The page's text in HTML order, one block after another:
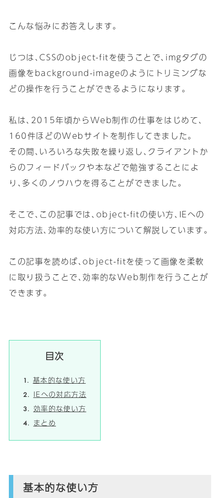
こんな悩みにお答えします｡
じつは､CSSのobject-fitを使うことで､imgタグの
画像をbackground-imageのようにトリミングな
どの操作を行うことができるようになります｡
私は､2015年頃からWeb制作の仕事をはじめて､
160件ほどのWebサイトを制作してきました｡
その間､いろいろな失敗を繰り返し､クライアントか
らのフィードバックや本などで勉強することによ
り､多くのノウハウを得ることができました｡
そこで､この記事では､object-fitの使い方､IEへの
対応方法､効率的な使い方について解説しています｡
この記事を読めば､object-fitを使って画像を柔軟
に取り扱うことで､効率的なWeb制作を行うことが
できます｡
目次
基本的な使い方
IEへの対応方法
効率的な使い方
まとめ
基本的な使い方